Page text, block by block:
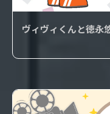
ヴィヴィくんと徳永